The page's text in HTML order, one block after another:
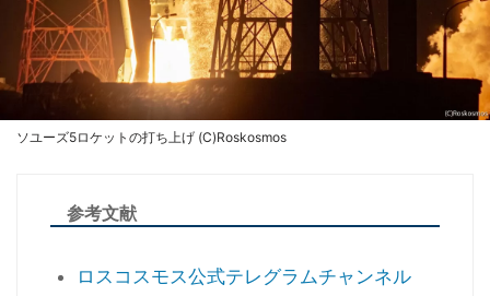
ソユーズ5ロケットの打ち上げ (C)Roskosmos
参考文献
ロスコスモス公式テレグラムチャンネル